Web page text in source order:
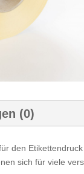
(0)
den
sich für viele